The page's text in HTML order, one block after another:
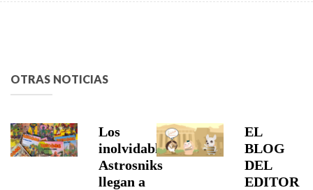
OTRAS NOTICIAS
Los
inolvidables
Astrosniks
llegan a
EL
BLOG
DEL
EDITOR